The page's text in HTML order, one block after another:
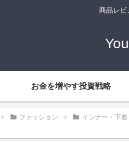
商品レビ
お金を増やす投資戦略
ファッション インナー・下